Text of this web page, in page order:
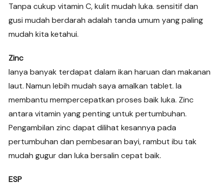
Tanpa cukup vitamin C, kulit mudah luka. sensitif dan
gusi mudah berdarah adalah tanda umum yang paling
mudah kita ketahui.
Zinc
Ianya banyak terdapat dalam ikan haruan dan makanan
laut. Namun lebih mudah saya amalkan tablet. Ia
membantu mempercepatkan proses baik luka. Zinc
antara vitamin yang penting untuk pertumbuhan.
Pengambilan zinc dapat dilihat kesannya pada
pertumbuhan dan pembesaran bayi, rambut ibu tak
mudah gugur dan luka bersalin cepat baik.
ESP